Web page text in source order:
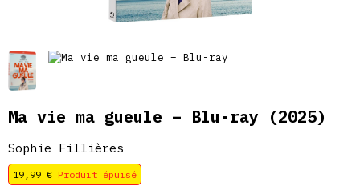
Ma vie ma gueule – Blu-ray (2025)
Sophie Fillières
19,99 € Produit épuisé